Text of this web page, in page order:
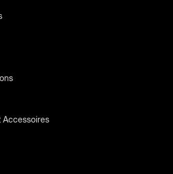
Accessoires